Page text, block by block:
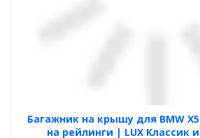
Багажник на крышу для BMW X5
на рейлинги | LUX Классик и